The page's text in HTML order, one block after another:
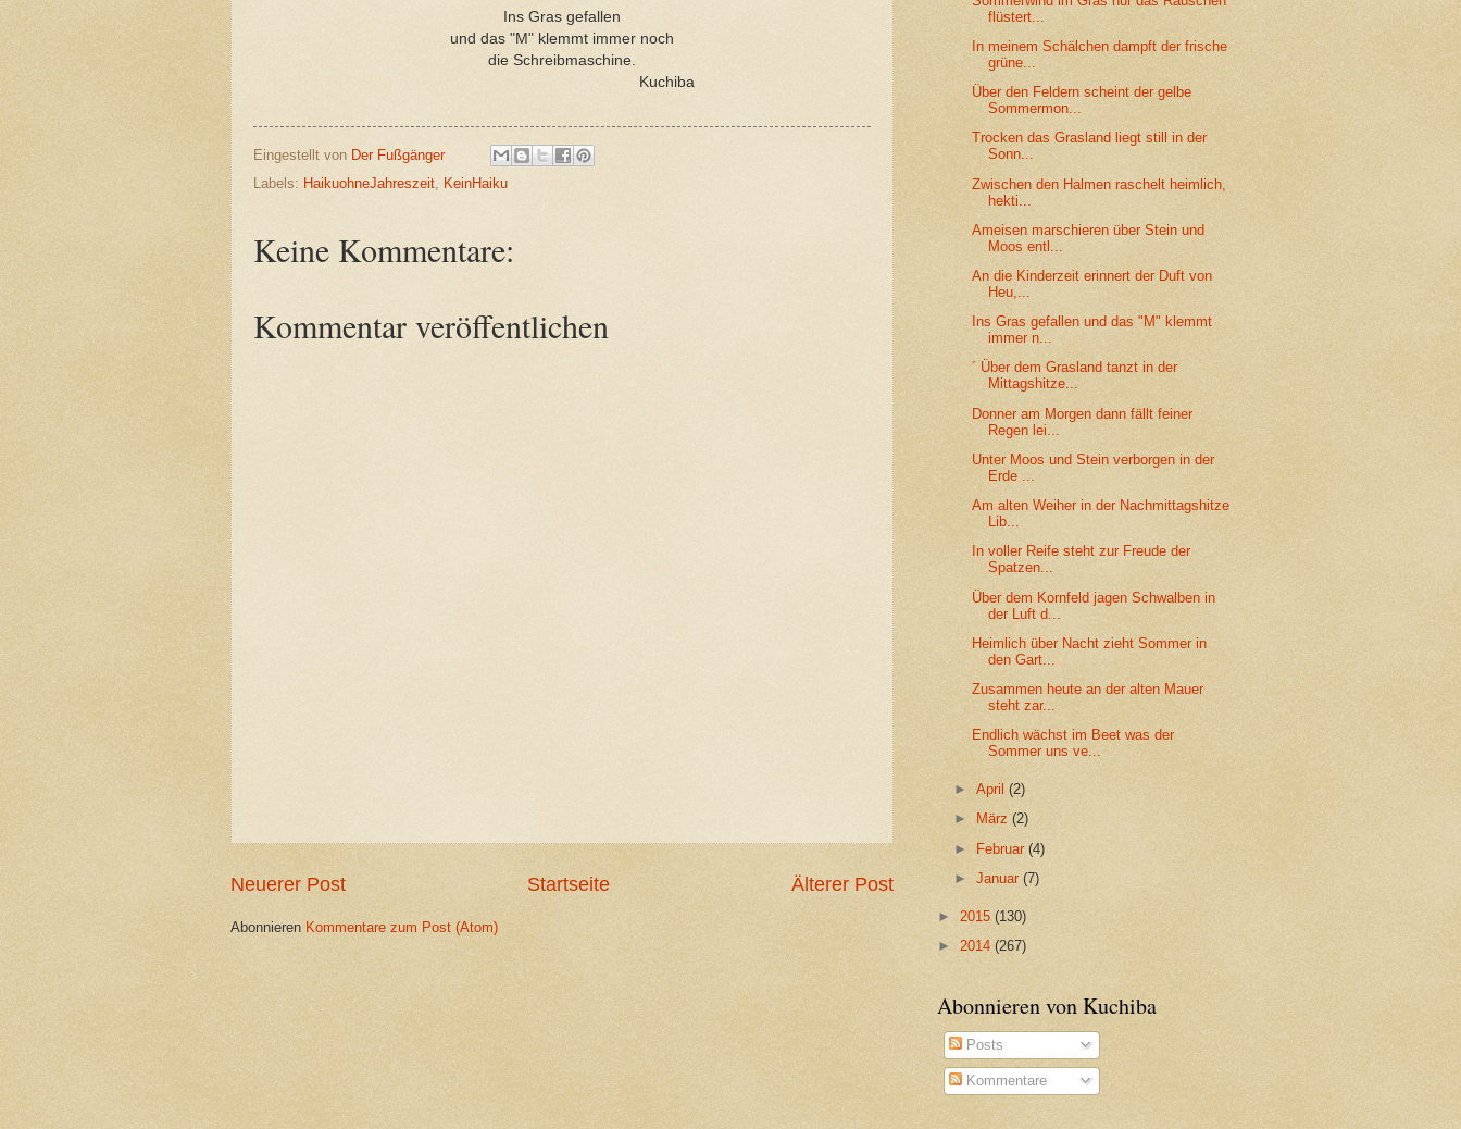
Ins Gras gefallen
und das "M" klemmt immer noch
die Schreibmaschine.
Kuchiba
Eingestellt von Der Fußgänger
Labels: HaikuohneJahreszeit, KeinHaiku
Keine Kommentare:
Kommentar veröffentlichen
Neuerer Post Älterer Post
Startseite
Abonnieren Kommentare zum Post (Atom)
flüstert...
In meinem Schälchen dampft der frische
grüne...
Über den Feldern scheint der gelbe
Sommermon...
Trocken das Grasland liegt still in der
Sonn...
Zwischen den Halmen raschelt heimlich,
hekti...
Ameisen marschieren über Stein und
Moos entl...
An die Kinderzeit erinnert der Duft von
Heu,...
Ins Gras gefallen und das "M" klemmt
immer n...
´ Über dem Grasland tanzt in der
Mittagshitze...
Donner am Morgen dann fällt feiner
Regen lei...
Unter Moos und Stein verborgen in der
Erde ...
Am alten Weiher in der Nachmittagshitze
Lib...
In voller Reife steht zur Freude der
Spatzen...
Über dem Kornfeld jagen Schwalben in
der Luft d...
Heimlich über Nacht zieht Sommer in
den Gart...
Zusammen heute an der alten Mauer
steht zar...
Endlich wächst im Beet was der
Sommer uns ve...
►April(2)
►
März(2)
► Februar(4)
►Januar(7)
► 2015 (130)
► 2014 (267)
Abonnieren von Kuchiba
Posts
Kommentare